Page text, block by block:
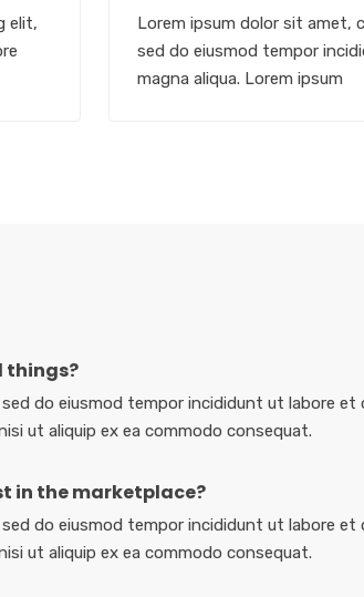
elit,
Lorem ipsum dolor sit amet,
sed do eiusmod tempor
magna aliqua. Lorem ipsum
things?
do eiusmod tempor incididunt ut labore et
ut aliquip ex ea commodo consequat.
in the marketplace?
do eiusmod tempor incididunt ut labore et
ut aliquip ex ea commodo consequat.